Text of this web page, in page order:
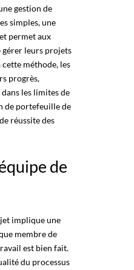
gestion de
simples, une
permet aux
leurs projets
cette méthode, les
progrès,
les limites de
de portefeuille de
réussite des
de
implique une
membre de
est bien fait.
du processus